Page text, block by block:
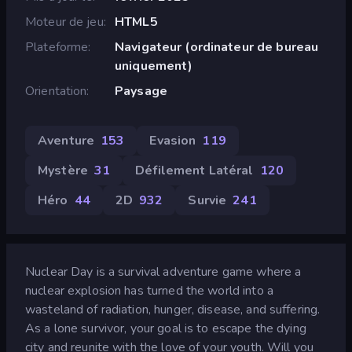
Moteur de jeu
HTML5
Plateforme
Navigateur (ordinateur de bureau
uniquement)
Orientation
Paysage
Aventure 153 Evasion 119
Mystère 31 Défilement Latéral 120
Héro 44 2D 932 Survie 241
Nuclear Day is a survival adventure game where a
nuclear explosion has turned the world into a
wasteland of radiation, hunger, disease, and suffering.
As a lone survivor, your goal is to escape the dying
city and reunite with the love of your youth. Will you